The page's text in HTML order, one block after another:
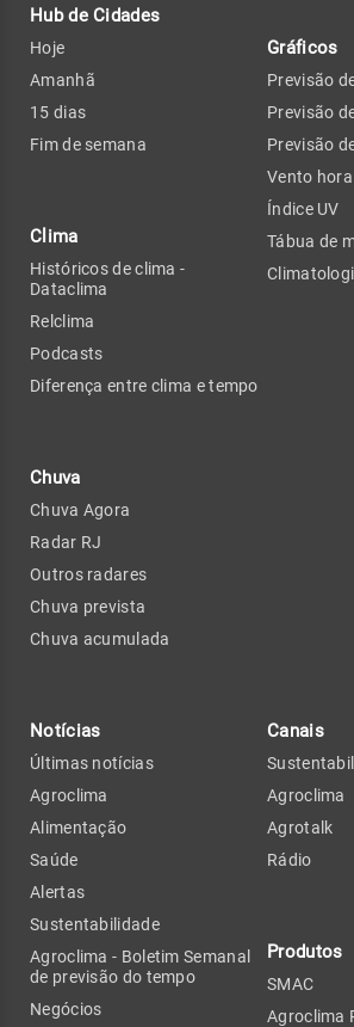
Hub de Cidades
Hoje
Amanhã
15 dias
Fim de semana
Clima
Históricos de clima -
Dataclima
Relclima
Podcasts
Diferença entre clima e tempo
Chuva
Chuva Agora
Radar RJ
Outros radares
Chuva prevista
Chuva acumulada
Gráficos
Previsão
Previsão
Previsão
Vento
Índice UV
Tábua de
Notícias
Últimas notícias
Agroclima
Alimentação
Saúde
Alertas
Sustentabilidade
Agroclima - Boletim Semanal
de previsão do tempo
Negócios
Canais
Agroclima
Agrotalk
Rádio
Produtos
SMAC
Agroclima